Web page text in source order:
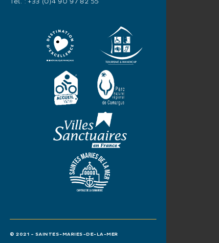
Tél. : +33 (0)4 90 97 82 55
© 2021 - SAINTES-MARIES-DE-LA-MER